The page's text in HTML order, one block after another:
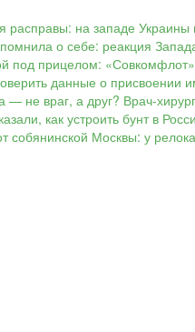
расправы: на западе
о себе: реакция
под прицелом:
данные о присвоении
не враг, а друг? Врач-
как устроить бунт в
собянинской Москвы: у